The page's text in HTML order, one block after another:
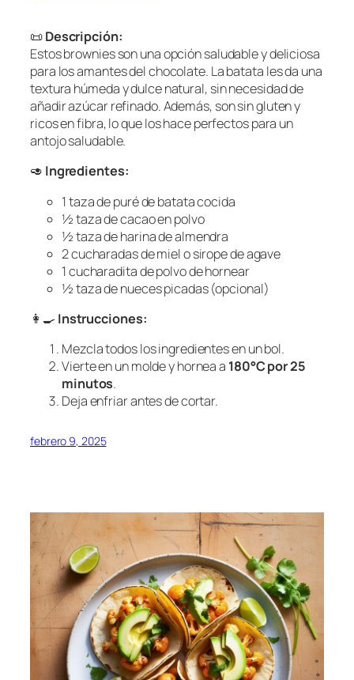
📜Descripción:
Estos brownies son una opción saludable y deliciosa
para los amantes del chocolate. La batata les da una
textura húmeda y dulce natural, sin necesidad de
añadir azúcar refinado. Además, son sin gluten y
ricos en fibra, lo que los hace perfectos para un
antojo saludable.
🥑 Ingredientes:
1 taza de puré de batata cocida
½ taza de cacao en polvo
½ taza de harina de almendra
2 cucharadas de miel o sirope de agave
1 cucharadita de polvo de hornear
½ taza de nueces picadas (opcional)
👩‍🍳Instrucciones:
Mezcla todos los ingredientes en un bol.
Vierte en un molde y hornea a 180°C por 25
minutos.
Deja enfriar antes de cortar.
febrero 9, 2025